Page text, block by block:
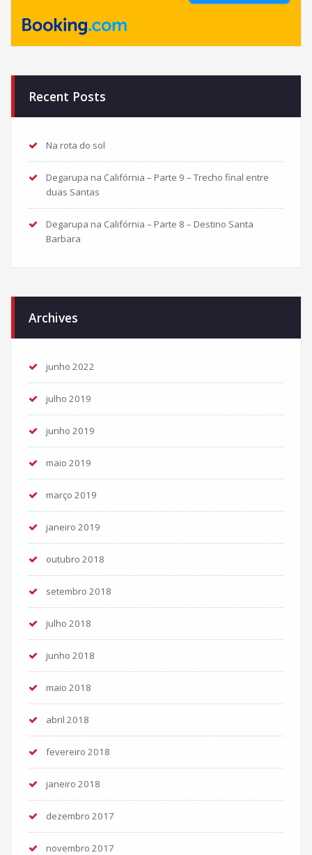
Recent Posts
Na rota do sol
Degarupa na Califórnia – Parte 9 – Trecho final entre
duas Santas
Degarupa na Califórnia – Parte 8 – Destino Santa
Barbara
Archives
junho 2022
julho 2019
junho 2019
maio 2019
março 2019
janeiro 2019
outubro 2018
setembro 2018
julho 2018
junho 2018
maio 2018
abril 2018
fevereiro 2018
janeiro 2018
dezembro 2017
novembro 2017